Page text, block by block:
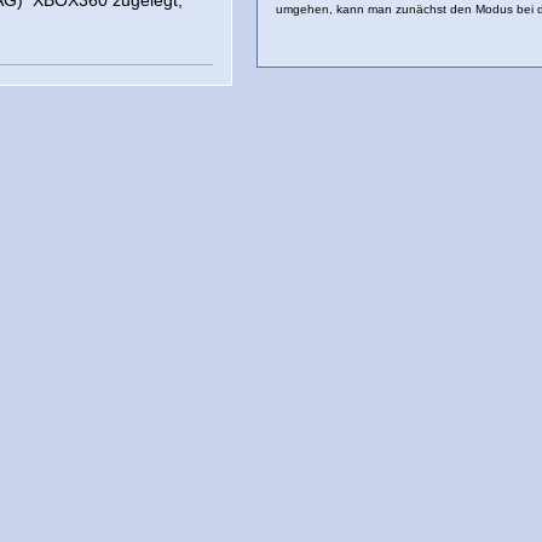
umgehen, kann man zunächst den Modus bei